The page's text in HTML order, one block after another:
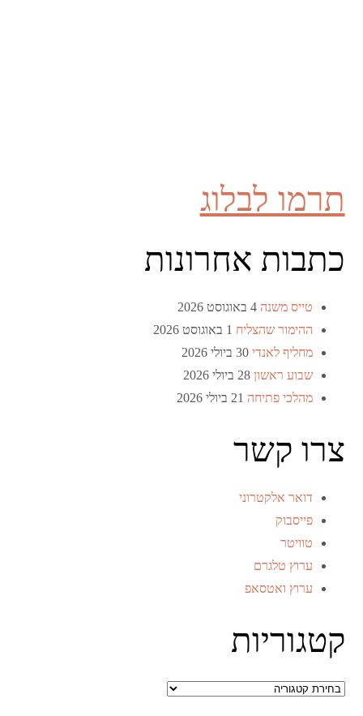
תרמו לבלוג
כתבות אחרונות
טייס משנה 4 באוגוסט 2026
ההימור שהצליח 1 באוגוסט 2026
מחליף לאנדי 30 ביולי 2026
שבוע ראשון 28 ביולי 2026
מהלכי פתיחה 21 ביולי 2026
צרו קשר
דואר אלקטרוני
פייסבוק
טוויטר
ערוץ טלגרם
ערוץ ואטסאפ
קטגוריות
קטגוריות